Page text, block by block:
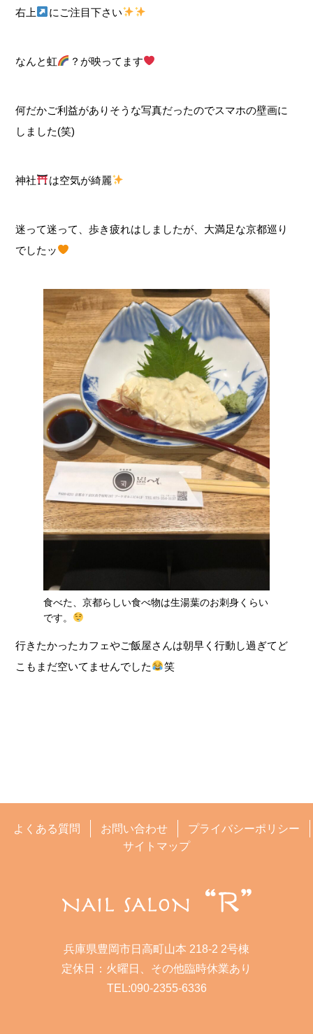
右上 にご注目下さい
なんと虹 ？が映ってます
何だかご利益がありそうな写真だったのでスマホの壁画に
しました(笑)
神社 は空気が綺麗
迷って迷って、歩き疲れはしましたが、大満足な京都巡り
でしたッ
食べた、京都らしい食べ物は生湯葉のお刺身くらい
です。
行きたかったカフェやご飯屋さんは朝早く行動し過ぎてど
こもまだ空いてませんでした
笑
よくある質問 お問い合わせ
プライバシーポリシー
サイトマップ
兵庫県豊岡市日高町山本 218-2 2号棟
定休日：火曜日、その他臨時休業あり
TEL:090-2355-6336